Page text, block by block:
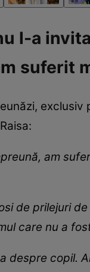
l-a
suferit
exclusiv
am
de prilejuri
care nu a
despre copil.